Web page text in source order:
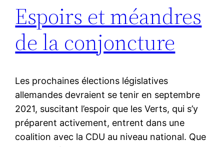
Espoirs et méandres
de la conjoncture
Les prochaines élections législatives
allemandes devraient se tenir en septembre
2021, suscitant l’espoir que les Verts, qui s’y
préparent activement, entrent dans une
coalition avec la CDU au niveau national. Que